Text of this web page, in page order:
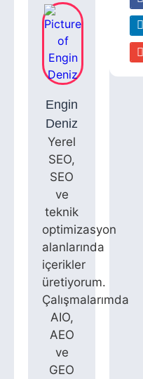
Engin
Deniz
Yerel
SEO,
SEO
ve
teknik
optimizasyon
alanlarında
içerikler
üretiyorum.
Çalışmalarımda
AIO,
AEO
ve
GEO